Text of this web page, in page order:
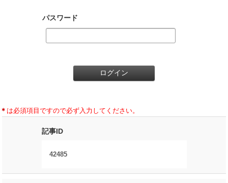
パスワード
＊ は必須項目ですので必ず入力してください。
記事ID
42485